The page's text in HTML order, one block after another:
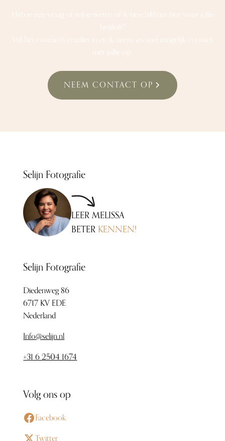
Heb je een vraag of wil je weten of ik beschikbaar ben voor jullie
bruiloft?
Vul het contactformulier in en ik neem zo snel mogelijk contact
met jullie op.
NEEM CONTACT OP
Selijn Fotografie
LEER MELISSA
BETER KENNEN!
Selijn Fotografie
Diedenweg 86
6717 KV EDE
Nederland
Info@selijn.nl
+31 6 2504 1674
Volg ons op
Facebook
Twitter